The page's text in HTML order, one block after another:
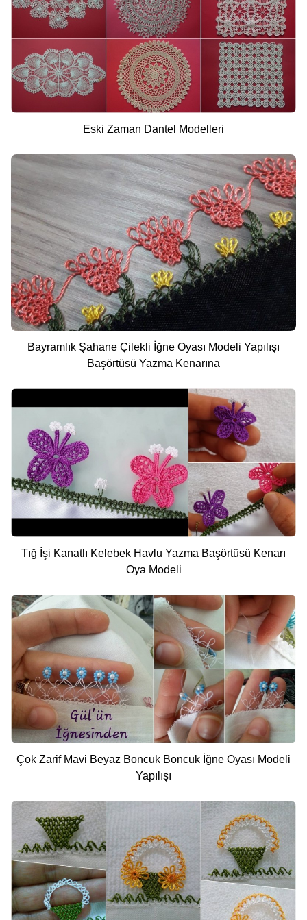
Eski Zaman Dantel Modelleri
Bayramlık Şahane Çilekli İğne Oyası Modeli Yapılışı
Başörtüsü Yazma Kenarına
Tığ İşi Kanatlı Kelebek Havlu Yazma Başörtüsü Kenarı
Oya Modeli
Çok Zarif Mavi Beyaz Boncuk Boncuk İğne Oyası Modeli
Yapılışı